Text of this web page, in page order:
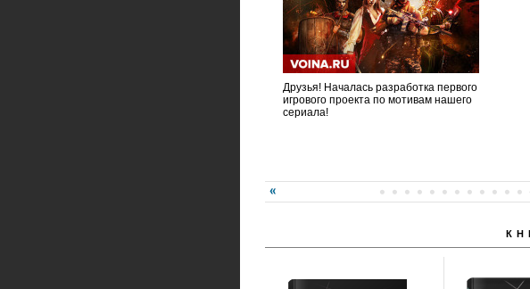
Друзья! Началась разработка первого
игрового проекта по мотивам нашего
сериала!